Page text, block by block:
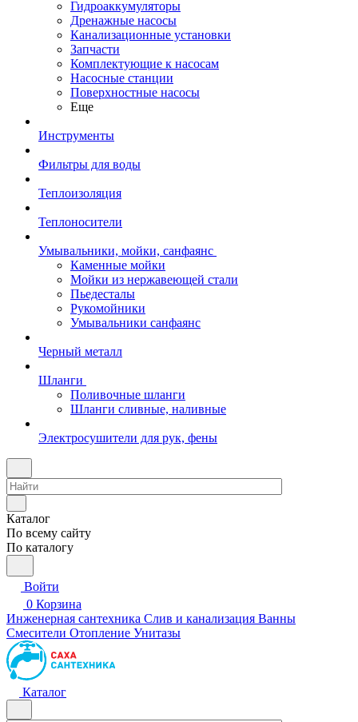
Гидроаккумуляторы
Дренажные насосы
Канализационные установки
Запчасти
Комплектующие к насосам
Насосные станции
Поверхностные насосы
Еще
Инструменты
Фильтры для воды
Теплоизоляция
Теплоносители
Умывальники, мойки, санфаянс
Каменные мойки
Мойки из нержавеющей стали
Пьедесталы
Рукомойники
Умывальники санфаянс
Черный металл
Шланги
Поливочные шланги
Шланги сливные, наливные
Электросушители для рук, фены
Каталог
По всему сайту
По каталогу
Войти
0 Корзина
Инженерная сантехника Слив и канализация Ванны
Смесители Отопление Унитазы
Каталог